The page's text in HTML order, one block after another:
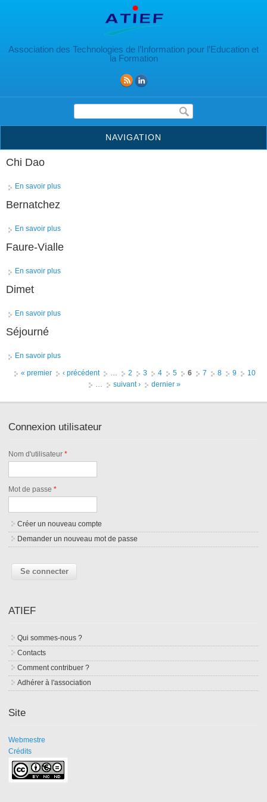
Association des Technologies de l’Information pour l’Education et
la Formation
Formulaire de recherche
NAVIGATION
Chi Dao
En savoir plus
Bernatchez
En savoir plus
Faure-Vialle
En savoir plus
Dimet
En savoir plus
Séjourné
En savoir plus
Pages
« premier ‹ précédent … 2 3 4 5 6 7 8 9
10
…
suivant › dernier »
Connexion utilisateur
Nom d'utilisateur*
Mot de passe*
Créer un nouveau compte
Demander un nouveau mot de passe
ATIEF
Qui sommes-nous ?
Contacts
Comment contribuer ?
Adhérer à l'association
Site
Webmestre
Crédits